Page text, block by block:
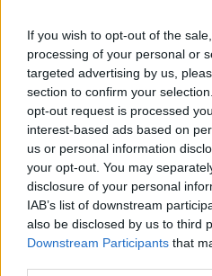
If you wish to opt-out of the
processing of your personal or
targeted advertising by us,
section to confirm your
opt-out request is processed
interest-based ads based on
us or personal information
your opt-out. You may
disclosure of your personal
IAB’s list of downstream
also be disclosed by us to third
Downstream Participants that